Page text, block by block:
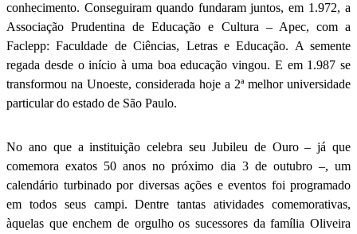
conhecimento. Conseguiram quando fundaram juntos, em 1.972, a
Associação Prudentina de Educação e Cultura – Apec, com a
Faclepp: Faculdade de Ciências, Letras e Educação. A semente
regada desde o início à uma boa educação vingou. E em 1.987 se
transformou na Unoeste, considerada hoje a 2ª melhor universidade
particular do estado de São Paulo.
No ano que a instituição celebra seu Jubileu de Ouro – já que
comemora exatos 50 anos no próximo dia 3 de outubro –, um
calendário turbinado por diversas ações e eventos foi programado
em todos seus campi. Dentre tantas atividades comemorativas,
àquelas que enchem de orgulho os sucessores da família Oliveira